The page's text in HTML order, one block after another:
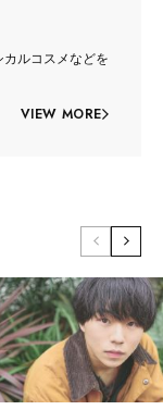
ルコスメなどを
VIEW MORE